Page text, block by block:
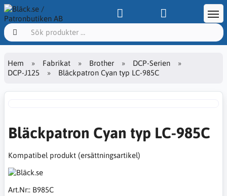
Hem Fabrikat Brother
DCP-Serien
DCP-J125
Bläckpatron Cyan typ LC-985C
Bläckpatron Cyan typ LC-985C
Kompatibel produkt (ersättningsartikel)
Art.Nr:: B985C